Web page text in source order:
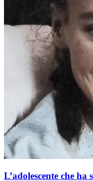
L’adolescente che